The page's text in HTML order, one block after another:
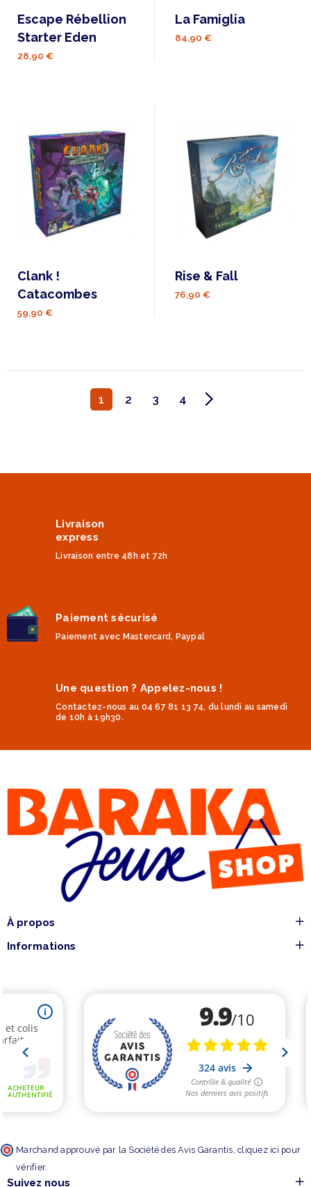
Escape Rébellion
Starter Eden
28,90 €
La Famiglia
84,90 €
Clank !
Catacombes
59,90 €
Rise & Fall
76,90 €
1 2 3 4
Livraison
express
Livraison entre 48h et 72h
Paiement sécurisé
Paiement avec Mastercard, Paypal
Une question ? Appelez-nous !
Contactez-nous au 04 67 81 13 74, du lundi au samedi
de 10h à 19h30.
À propos
Informations
Marchand approuvé par la Société des Avis Garantis, cliquez ici pour
vérifier.
Suivez nous